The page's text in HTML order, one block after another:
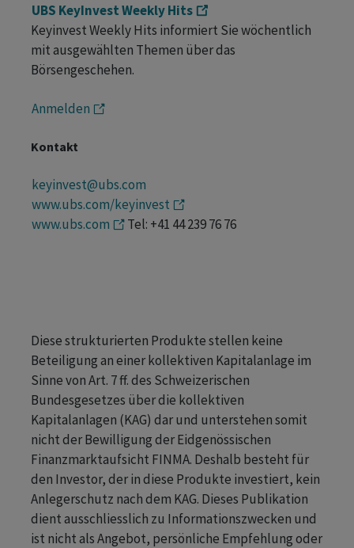
UBS KeyInvest Weekly Hits
Keyinvest Weekly Hits informiert Sie wöchentlich
mit ausgewählten Themen über das
Börsengeschehen.
Anmelden
Kontakt
keyinvest@ubs.com
www.ubs.com/keyinvest
www.ubs.com
Tel: +41 44 239 76 76
Diese strukturierten Produkte stellen keine
Beteiligung an einer kollektiven Kapitalanlage im
Sinne von Art. 7 ff. des Schweizerischen
Bundesgesetzes über die kollektiven
Kapitalanlagen (KAG) dar und unterstehen somit
nicht der Bewilligung der Eidgenössischen
Finanzmarktaufsicht FINMA. Deshalb besteht für
den Investor, der in diese Produkte investiert, kein
Anlegerschutz nach dem KAG. Dieses Publikation
dient ausschliesslich zu Informationszwecken und
ist nicht als Angebot, persönliche Empfehlung oder